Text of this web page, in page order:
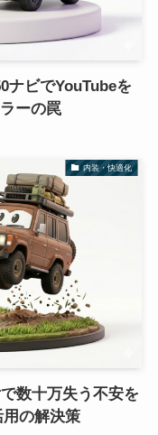
ナビでYouTubeを
ーの罠
内装・快適化
数十万失う不安を
の解決策